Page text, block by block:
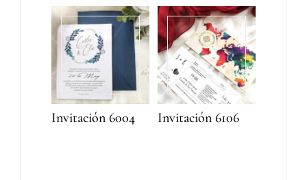
Invitación 6004 Invitación 6106